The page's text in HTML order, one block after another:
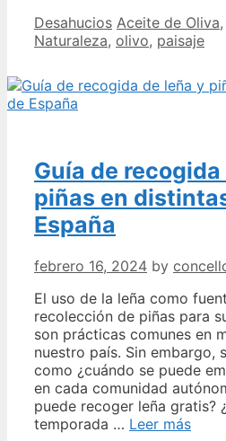
cosecha
de
Categories
Desahucios Tags
Aceite de Oliva,
Naturaleza, olivo, paisaje
Guía de
piñas en
España
febrero 16, 2024 by
El uso de la leña como
recolección de piñas para
son prácticas comunes en
nuestro país. Sin embargo,
como ¿cuándo se puede
en cada comunidad
puede recoger leña gratis?
temporada … Leer másGuía